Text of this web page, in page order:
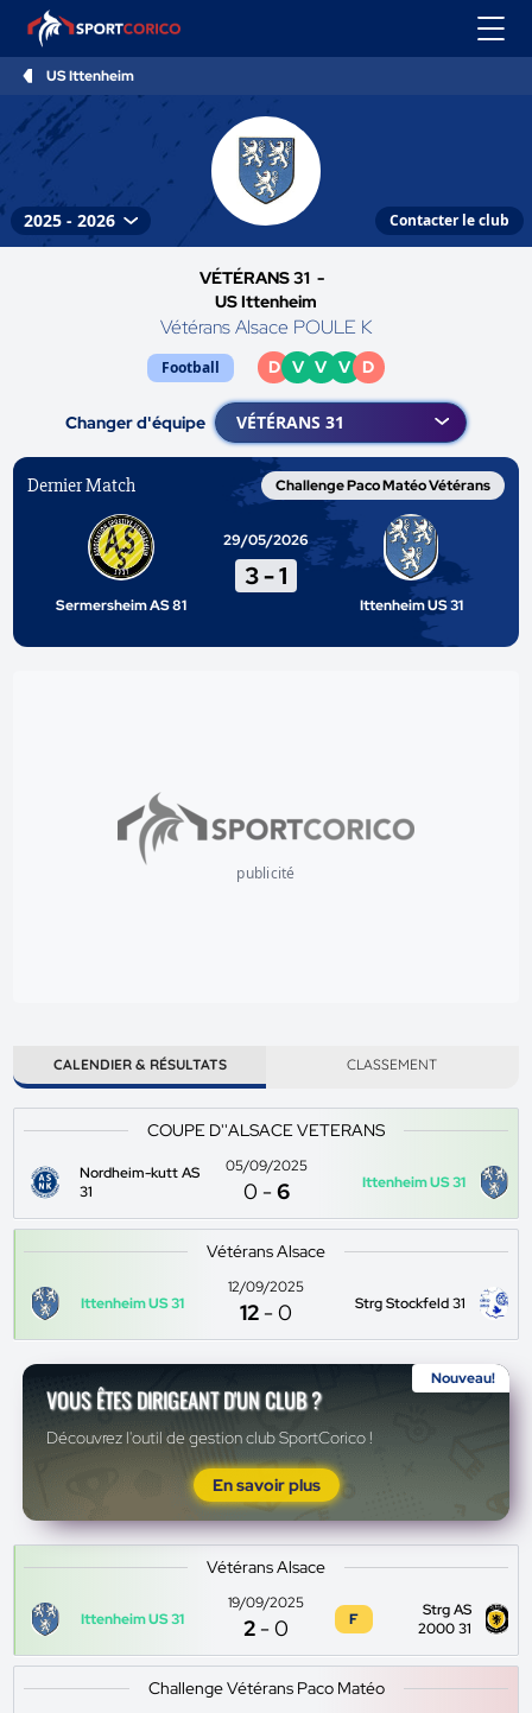
US Ittenheim
Contacter le club
VÉTÉRANS 31 -
US Ittenheim
Vétérans Alsace POULE K
Football D V V V D
Changer d'équipe
Dernier Match Challenge Paco Matéo Vétérans
Sermersheim AS 81
29/05/2026
3-1
Ittenheim US 31
publicité
CALENDIER & RÉSULTATS CLASSEMENT
COUPE D''ALSACE VETERANS
Nordheim-kutt AS
31
05/09/2025
0 -6 Ittenheim US 31
Vétérans Alsace
Ittenheim US 31
12/09/2025
12 -0 Strg Stockfeld 31
Nouveau!
VOUS ÊTES DIRIGEANT D'UN CLUB ?
Découvrez l'outil de gestion club SportCorico !
En savoir plus
Vétérans Alsace
Ittenheim US 31
19/09/2025
2 -0 F
Strg AS
2000 31
Challenge Vétérans Paco Matéo